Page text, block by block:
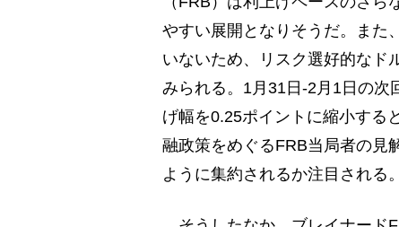
やすい展開となりそうだ。また
いないため、リスク選好的なド
みられる。1月31日-2月1日の次
げ幅を0.25ポイントに縮小する
融政策をめぐるFRB当局者の見
ように集約されるか注目される。